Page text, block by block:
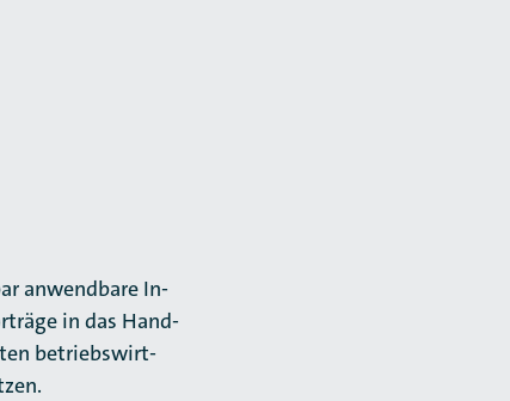
an­wend­­ba­re In­
in das Hand­
be­­triebs­wirt­